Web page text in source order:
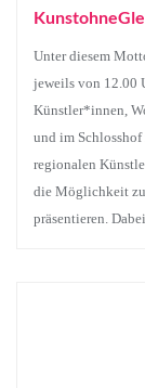
Unter diesem
jeweils von 12.00
Künstler*innen,
und im Schlosshof
regionalen
die Möglichkeit
präsentieren.